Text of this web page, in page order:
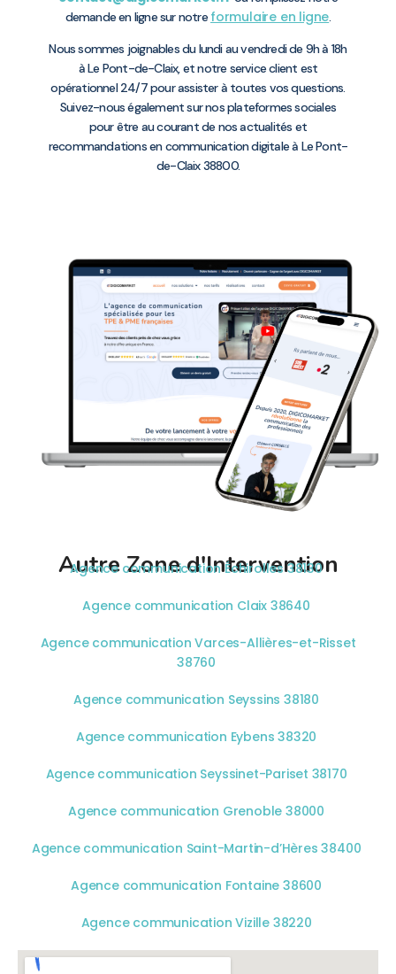
demande en ligne sur notre formulaire en ligne.
Nous sommes joignables du lundi au vendredi de 9h à 18h
à Le Pont-de-Claix, et notre service client est
opérationnel 24/7 pour assister à toutes vos questions.
Suivez-nous également sur nos plateformes sociales
pour être au courant de nos actualités et
recommandations en communication digitale à Le Pont-
de-Claix 38800.
Autre Zone d'Intervention
Agence communication Échirolles 38130
Agence communication Claix 38640
Agence communication Varces-Allières-et-Risset
38760
Agence communication Seyssins 38180
Agence communication Eybens 38320
Agence communication Seyssinet-Pariset 38170
Agence communication Grenoble 38000
Agence communication Saint-Martin-d’Hères 38400
Agence communication Fontaine 38600
Agence communication Vizille 38220